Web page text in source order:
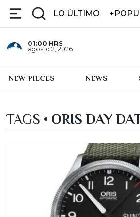
LO ÚLTIMO
01:00 HRS
agosto 2, 2026
NEW PIECES NEWS
TAGS • ORIS DAY